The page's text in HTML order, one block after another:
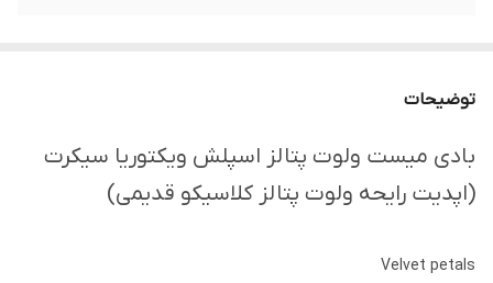
توضیحات
بادی میست ولوت پتالز اسپلش ویکتوریا سیکرت
(اپدیت رایحه ولوت پتالز کلاسیکو قدیمی)
Velvet petals